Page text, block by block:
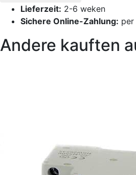
Lieferzeit: 2-6 weken
Sichere Online-Zahlung: per
Andere kauften